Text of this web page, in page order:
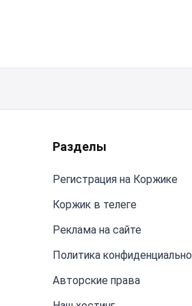
Разделы
Регистрация на Коржике
Коржик в телеге
Реклама на сайте
Политика
Авторские права